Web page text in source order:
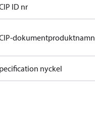
ID nr
dokumentproduktnamn
nyckel